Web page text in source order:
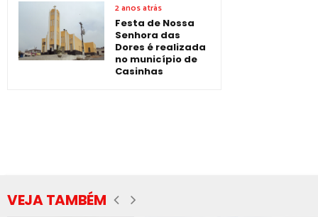
2 anos atrás
Festa de Nossa
Senhora das
Dores é realizada
no município de
Casinhas
VEJA TAMBÉM